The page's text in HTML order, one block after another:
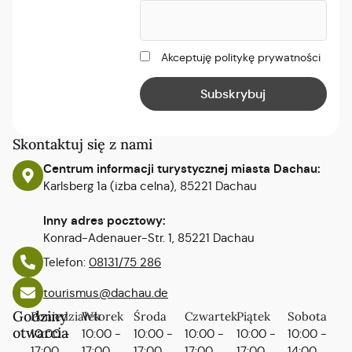
Skontaktuj się z nami
Centrum informacji turystycznej miasta Dachau:
Karlsberg 1a (izba celna), 85221 Dachau
Inny adres pocztowy:
Konrad-Adenauer-Str. 1, 85221 Dachau
Telefon: 08131/75 286
tourismus@dachau.de
Godziny
otwarcia
Poniedziałek
10:00 -
Wtorek
10:00 -
Środa
10:00 -
Czwartek
10:00 -
Piątek
10:00 -
Sobota
10:00 -
Akceptuję politykę prywatności